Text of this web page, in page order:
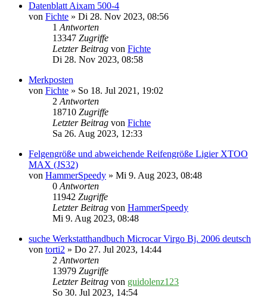
Datenblatt Aixam 500-4
von Fichte » Di 28. Nov 2023, 08:56
1Antworten
13347 Zugriffe
Letzter Beitrag von Fichte
Di 28. Nov 2023, 08:58
Merkposten
von Fichte » So 18. Jul 2021, 19:02
2Antworten
18710 Zugriffe
Letzter Beitrag von Fichte
Sa 26. Aug 2023, 12:33
Felgengröße und abweichende Reifengröße Ligier XTOO
MAX (JS32)
von HammerSpeedy » Mi 9. Aug 2023, 08:48
0Antworten
11942 Zugriffe
Letzter Beitrag von HammerSpeedy
Mi 9. Aug 2023, 08:48
suche Werkstatthandbuch Microcar Virgo Bj. 2006 deutsch
von torti2 » Do 27. Jul 2023, 14:44
2Antworten
13979 Zugriffe
Letzter Beitrag von guidolenz123
So 30. Jul 2023, 14:54